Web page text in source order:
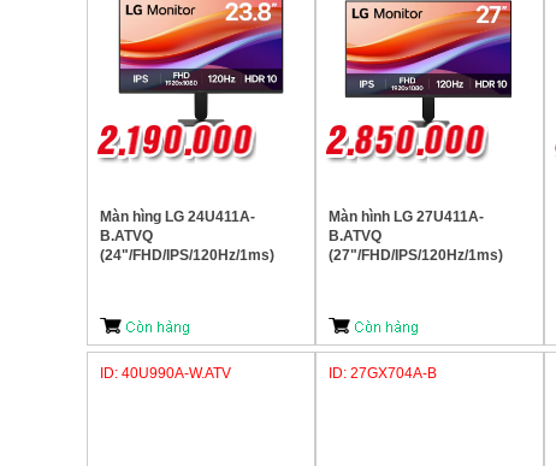
Màn hìng LG 24U411A-
B.ATVQ
(24"/FHD/IPS/120Hz/1ms)
Màn hình LG 27U411A-
B.ATVQ
(27"/FHD/IPS/120Hz/1ms)
ID: 40U990A-W.ATV ID: 27GX704A-B